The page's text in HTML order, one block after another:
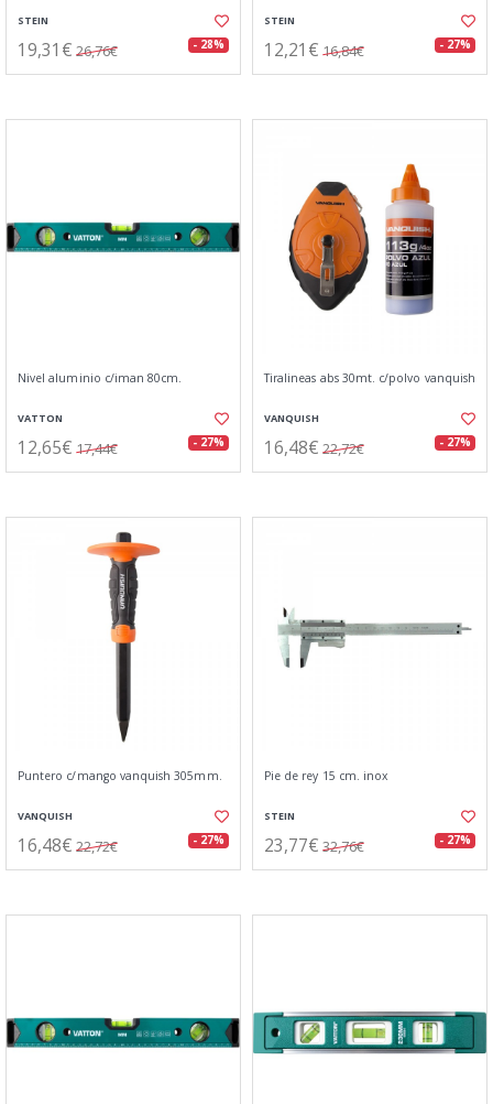
STEIN
19,31€ 26,76€ - 28%
STEIN
12,21€ 16,84€ - 27%
Nivel aluminio c/iman 80cm.
VATTON
12,65€ 17,44€ - 27%
Tiralineas abs 30mt. c/polvo vanquish
VANQUISH
16,48€ 22,72€ - 27%
Puntero c/mango vanquish 305mm.
VANQUISH
16,48€ 22,72€ - 27%
Pie de rey 15 cm. inox
STEIN
23,77€ 32,76€ - 27%